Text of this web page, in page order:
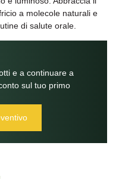
a molecole naturali e
di salute orale.
e a continuare a
sul tuo primo